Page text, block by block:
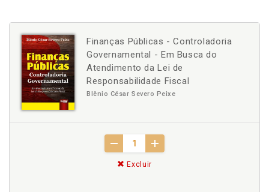
Finanças Públicas - Controladoria
Governamental - Em Busca do
Atendimento da Lei de
Responsabilidade Fiscal
Blênio César Severo Peixe
Excluir